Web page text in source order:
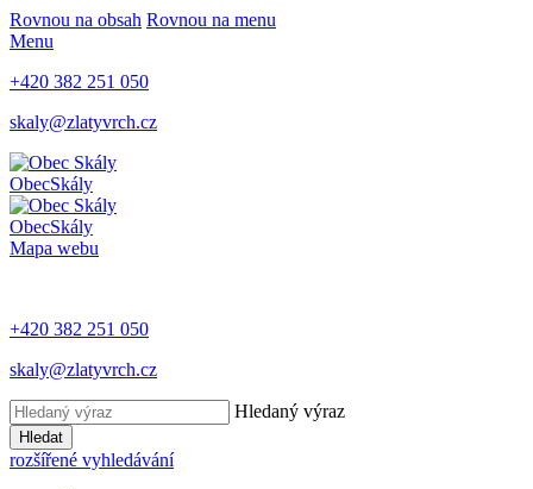
Rovnou na obsah Rovnou na menu
Menu
+420 382 251 050
skaly@zlatyvrch.cz
ObecSkály
ObecSkály
Mapa webu
+420 382 251 050
skaly@zlatyvrch.cz
Hledaný výraz
Hledat
rozšířené vyhledávání